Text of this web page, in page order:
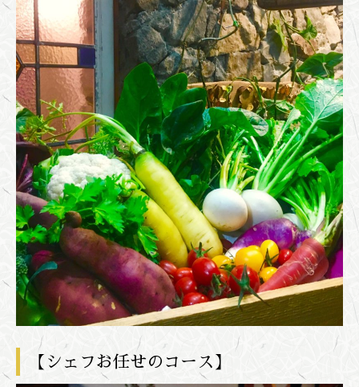
【シェフお任せのコース】